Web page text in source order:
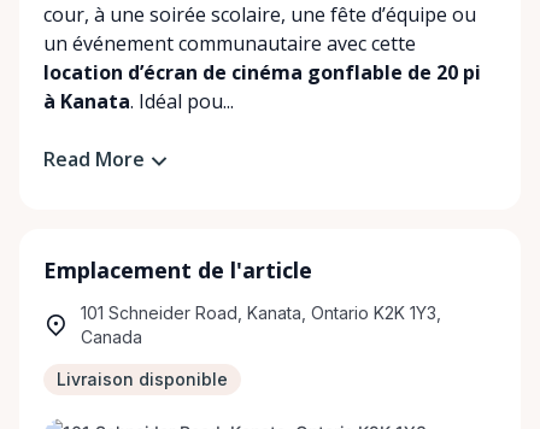
cour, à une soirée scolaire, une fête d’équipe ou
un événement communautaire avec cette
location d’écran de cinéma gonflable de 20 pi
à Kanata. Idéal pou...
Read More
Emplacement de l'article
101 Schneider Road, Kanata, Ontario K2K 1Y3,
Canada
Livraison disponible